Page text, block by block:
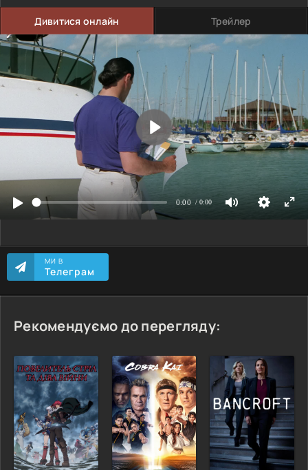
Дивитися онлайн Трейлер
МИ В
Телеграм
Рекомендуємо до перегляду: